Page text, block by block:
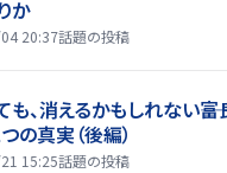
か
20:37話題の投稿
、消えるかもしれない――
の真実（後編）
15:25話題の投稿